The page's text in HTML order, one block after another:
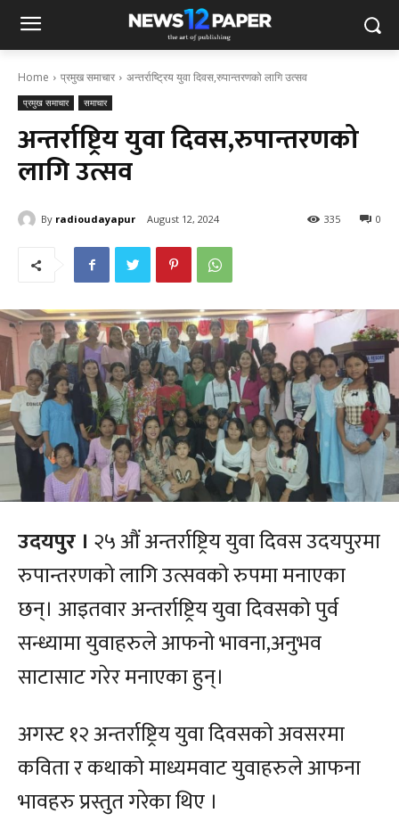
Home प्रमुख समाचार अन्तर्राष्ट्रिय युवा दिवस,रुपान्तरणको लागि उत्सव
प्रमुख समाचार समाचार
अन्तर्राष्ट्रिय युवा दिवस,रुपान्तरणको
लागि उत्सव
By radioudayapur August 12, 2024 0
335
उदयपुर । २५ औं अन्तर्राष्ट्रिय युवा दिवस उदयपुरमा
रुपान्तरणको लागि उत्सवको रुपमा मनाएका
छन्। आइतवार अन्तर्राष्ट्रिय युवा दिवसको पुर्व
सन्ध्यामा युवाहरुले आफनो भावना,अनुभव
साटासाट गरेर मनाएका हुन्।
अगस्ट १२ अन्तर्राष्ट्रिय युवा दिवसको अवसरमा
कविता र कथाको माध्यमवाट युवाहरुले आफना
भावहरु प्रस्तुत गरेका थिए ।